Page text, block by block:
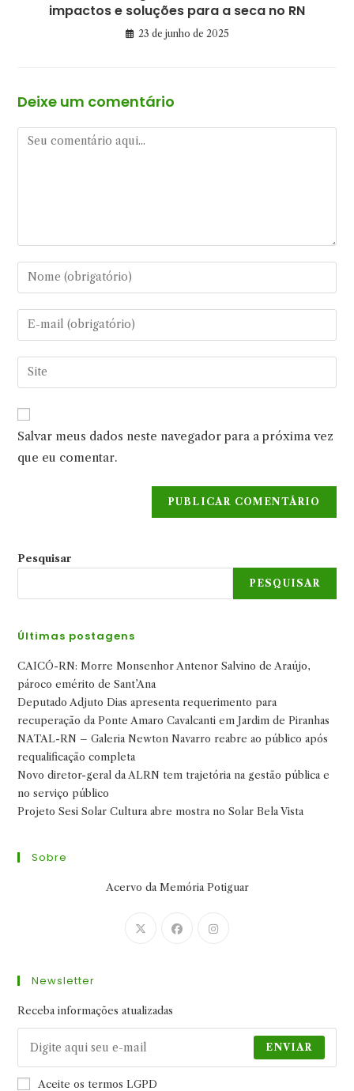
impactos e soluções para a seca no RN
23 de junho de 2025
Deixe um comentário
Comentário
Digite
seu
nome
ou
de
usuário
para
comentar
Digite
seu
endereço
de
para
comentar
Digite
o
do
seu
site
Salvar meus dados neste navegador para a próxima vez
que eu comentar.
Pesquisar
PESQUISAR
Últimas postagens
CAICÓ-RN: Morre Monsenhor Antenor Salvino de Araújo,
pároco emérito de Sant’Ana
Deputado Adjuto Dias apresenta requerimento para
recuperação da Ponte Amaro Cavalcanti em Jardim de Piranhas
NATAL-RN – Galeria Newton Navarro reabre ao público após
requalificação completa
Novo diretor-geral da ALRN tem trajetória na gestão pública e
no serviço público
Projeto Sesi Solar Cultura abre mostra no Solar Bela Vista
Sobre
Acervo da Memória Potiguar
Abre
Newsletter
Receba informações atualizadas
ENVIAR
Aceite os termos LGPD